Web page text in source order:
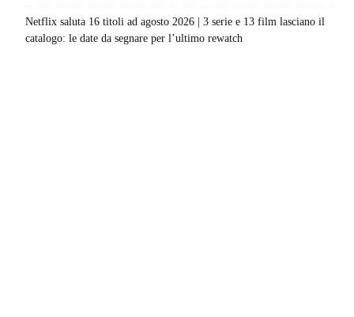
Netflix saluta 16 titoli ad agosto 2026 | 3 serie e 13 film lasciano il
catalogo: le date da segnare per l’ultimo rewatch